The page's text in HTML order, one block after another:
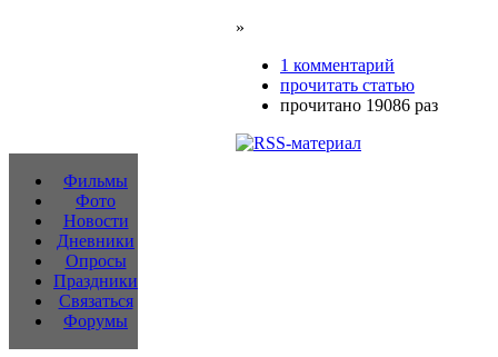
»
1 комментарий
прочитать статью
прочитано 19086 раз
Фильмы
Фото
Новости
Дневники
Опросы
Праздники
Связаться
Форумы